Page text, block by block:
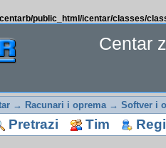
public_html/icentar/classes/
Centar
→ Racunari i oprema→ Softver i
Pretrazi Tim